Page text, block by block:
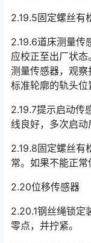
2.19.5固定螺丝有
2.19.6道床测量传
应校正至出厂状
测量传感器，观
标准轮廓的轨头位
2.19.7提示启动传
线良好，多次启动
2.19.8固定螺丝有
常。如果不能正常
2.20位移传感器
2.20.1钢丝绳锁定
零点，并拧紧。